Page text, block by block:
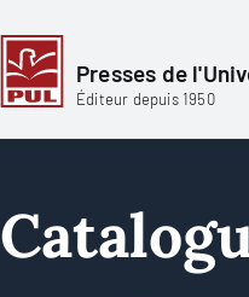
Presses de
Éditeur depuis 1950